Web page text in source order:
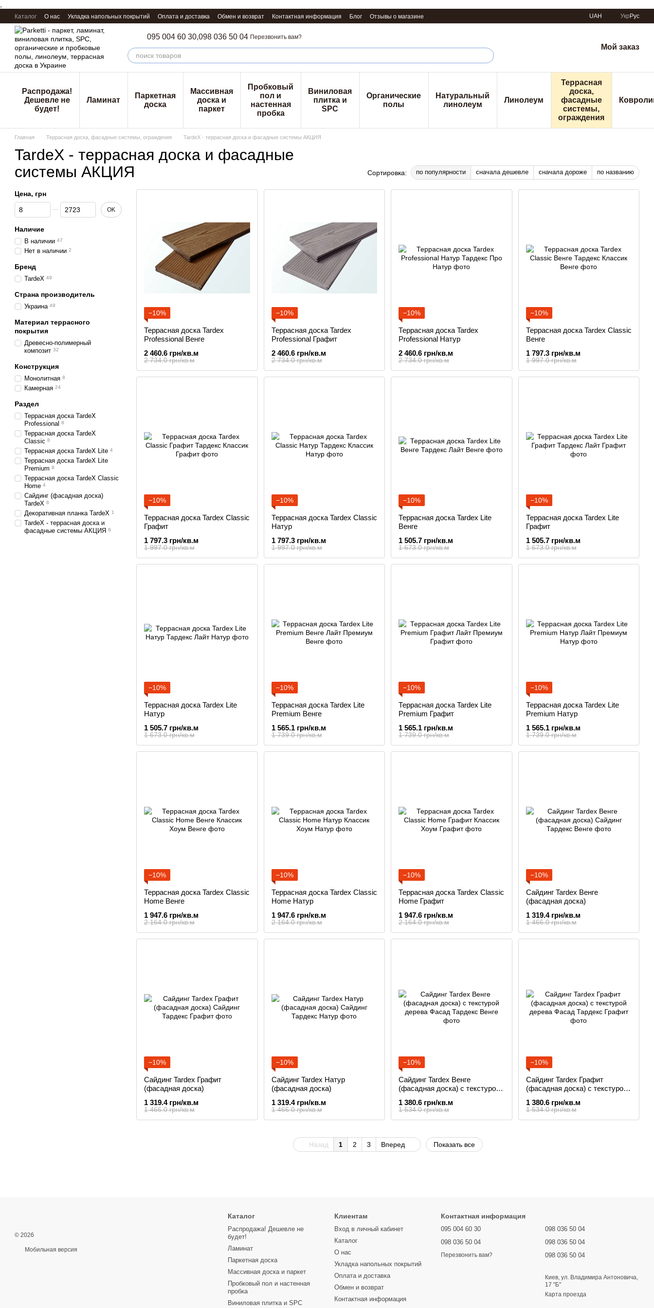
Перейти к основному контенту
Каталог О нас Укладка напольных покрытий Оплата и доставка Обмен и возврат Контактная информация Блог Отзывы о магазине UAH Укр Рус
095 004 60 30,098 036 50 04 Перезвонить вам?
Мой заказ
Распродажа!
Дешевле не
будет!
Ламинат
Паркетная
доска
Массивная
доска и
паркет
Пробковый
пол и
настенная
пробка
Виниловая
плитка и
SPC
Органические
полы
Натуральный
линолеум
Линолеум
Террасная
доска,
фасадные
системы,
ограждения
Главная Террасная доска, фасадные системы, ограждения TardeX - террасная доска и фасадные системы АКЦИЯ
TardeX - террасная доска и фасадные
системы АКЦИЯ
Сортировка: по популярности сначала дешевле сначала дороже по названию
−10%
Террасная доска Tardex
Professional Венге
2 734.0 грн/кв.м
2 460.6 грн/кв.м
−10%
Террасная доска Tardex
Professional Графит
2 734.0 грн/кв.м
2 460.6 грн/кв.м
−10%
Террасная доска Tardex
Professional Натур
2 734.0 грн/кв.м
2 460.6 грн/кв.м
−10%
Террасная доска Tardex Classic
Венге
1 997.0 грн/кв.м
1 797.3 грн/кв.м
−10%
Террасная доска Tardex Classic
Графит
1 997.0 грн/кв.м
1 797.3 грн/кв.м
−10%
Террасная доска Tardex Classic
Натур
1 997.0 грн/кв.м
1 797.3 грн/кв.м
−10%
Террасная доска Tardex Lite
Венге
1 673.0 грн/кв.м
1 505.7 грн/кв.м
−10%
Террасная доска Tardex Lite
Графит
1 673.0 грн/кв.м
1 505.7 грн/кв.м
−10%
Террасная доска Tardex Lite
Натур
1 673.0 грн/кв.м
1 505.7 грн/кв.м
−10%
Террасная доска Tardex Lite
Premium Венге
1 739.0 грн/кв.м
1 565.1 грн/кв.м
−10%
Террасная доска Tardex Lite
Premium Графит
1 739.0 грн/кв.м
1 565.1 грн/кв.м
−10%
Террасная доска Tardex Lite
Premium Натур
1 739.0 грн/кв.м
1 565.1 грн/кв.м
−10%
Террасная доска Tardex Classic
Home Венге
2 164.0 грн/кв.м
1 947.6 грн/кв.м
−10%
Террасная доска Tardex Classic
Home Натур
2 164.0 грн/кв.м
1 947.6 грн/кв.м
−10%
Террасная доска Tardex Classic
Home Графит
2 164.0 грн/кв.м
1 947.6 грн/кв.м
−10%
Сайдинг Tardex Венге
(фасадная доска)
1 466.0 грн/кв.м
1 319.4 грн/кв.м
−10%
Сайдинг Tardex Графит
(фасадная доска)
1 466.0 грн/кв.м
1 319.4 грн/кв.м
−10%
Сайдинг Tardex Натур
(фасадная доска)
1 466.0 грн/кв.м
1 319.4 грн/кв.м
−10%
Сайдинг Tardex Венге
(фасадная доска) с текстурой
1 534.0 грн/кв.м
1 380.6 грн/кв.м
−10%
Сайдинг Tardex Графит
(фасадная доска) с текстурой
1 534.0 грн/кв.м
1 380.6 грн/кв.м
Назад 1 2 3 Вперед Показать все
Цена, грн
От Цена, грн
До Цена, грн OK
Наличие
В наличии 47
Нет в наличии 2
Бренд
TardeX 49
Страна производитель
Украина 49
Материал террасного
покрытия
Древесно-полимерный
композит 32
Конструкция
Монолитная 8
Камерная 24
Раздел
Террасная доска TardeX
Professional 8
Террасная доска TardeX
Classic 8
Террасная доска TardeX Lite 4
Террасная доска TardeX Lite
Premium 8
Террасная доска TardeX Classic
Home 4
Сайдинг (фасадная доска)
TardeX 8
Декоративная планка TardeX 1
TardeX - террасная доска и
фасадные системы АКЦИЯ 8
© 2026
Мобильная версия
Каталог
Распродажа! Дешевле не
будет!
Ламинат
Паркетная доска
Массивная доска и паркет
Пробковый пол и настенная
пробка
Виниловая плитка и SPC
Клиентам
Вход в личный кабинет
Каталог
О нас
Укладка напольных покрытий
Оплата и доставка
Обмен и возврат
Контактная информация
Контактная информация
095 004 60 30
098 036 50 04
Перезвонить вам?
098 036 50 04
098 036 50 04
098 036 50 04
Киев, ул. Владимира Антоновича,
17 "Б"
Карта проезда